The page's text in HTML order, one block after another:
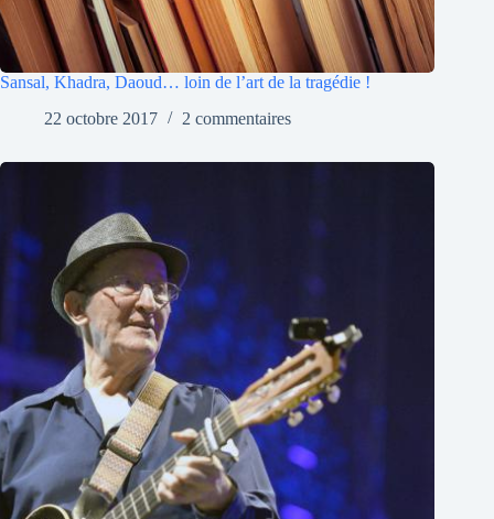
Sansal, Khadra, Daoud… loin de l’art de la tragédie !
22 octobre 2017
2 commentaires